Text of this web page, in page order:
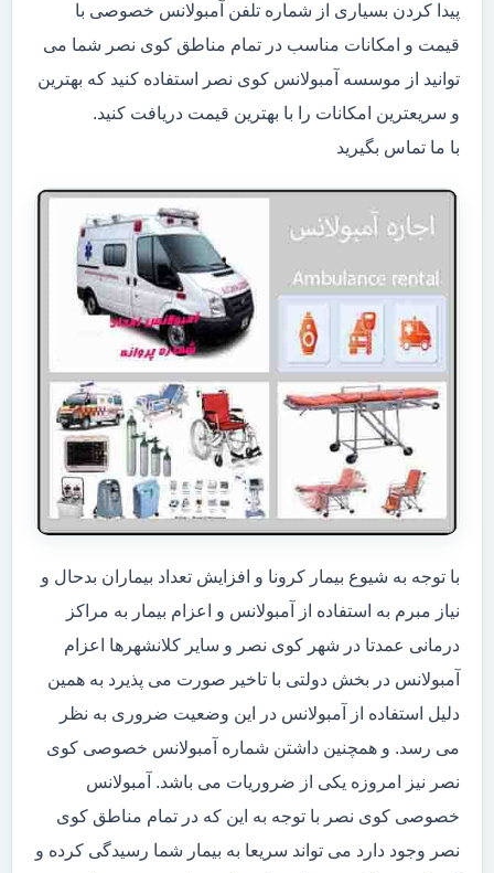
پیدا کردن بسیاری از شماره تلفن آمبولانس خصوصی با
قیمت و امکانات مناسب در تمام مناطق کوی نصر شما می
توانید از موسسه آمبولانس کوی نصر استفاده کنید که بهترین
و سریعترین امکانات را با بهترین قیمت دریافت کنید.
با ما تماس بگیرید
با توجه به شیوع بیمار کرونا و افزایش تعداد بیماران بدحال و
نیاز مبرم به استفاده از آمبولانس و اعزام بیمار به مراکز
درمانی عمدتا در شهر کوی نصر و سایر کلانشهرها اعزام
آمبولانس در بخش دولتی با تاخیر صورت می پذیرد به همین
دلیل استفاده از آمبولانس در این وضعیت ضروری به نظر
می رسد. و همچنین داشتن شماره آمبولانس خصوصی کوی
نصر نیز امروزه یکی از ضروریات می باشد. آمبولانس
خصوصی کوی نصر با توجه به این که در تمام مناطق کوی
نصر وجود دارد می تواند سریعا به بیمار شما رسیدگی کرده و